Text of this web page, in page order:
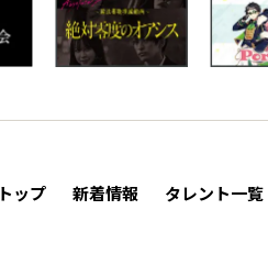
トップ 新着情報 タレント一覧